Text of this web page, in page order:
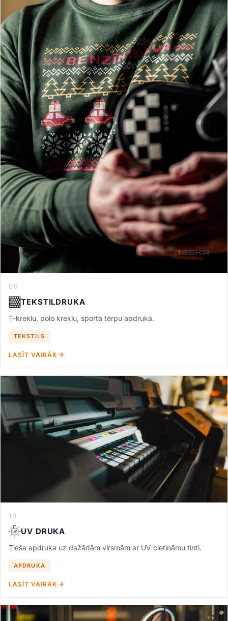
09
TEKSTILDRUKA
T-kreklu, polo kreklu, sporta tērpu apdruka.
TEKSTILS
LASĪT VAIRĀK
10
UV DRUKA
Tieša apdruka uz dažādām virsmām ar UV cietināmu tinti.
APDRUKA
LASĪT VAIRĀK